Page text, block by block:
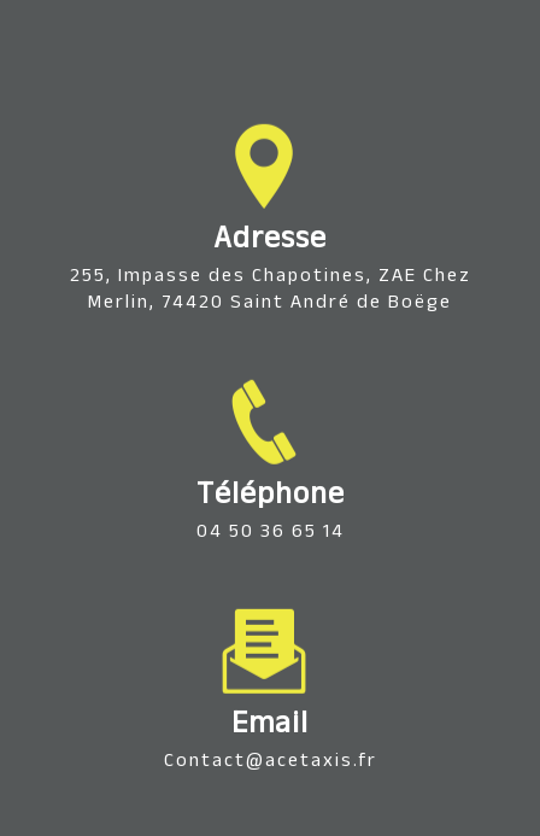
Adresse
255, Impasse des Chapotines, ZAE Chez
Merlin, 74420 Saint André de Boëge
Téléphone
04 50 36 65 14
Email
contact@acetaxis.fr